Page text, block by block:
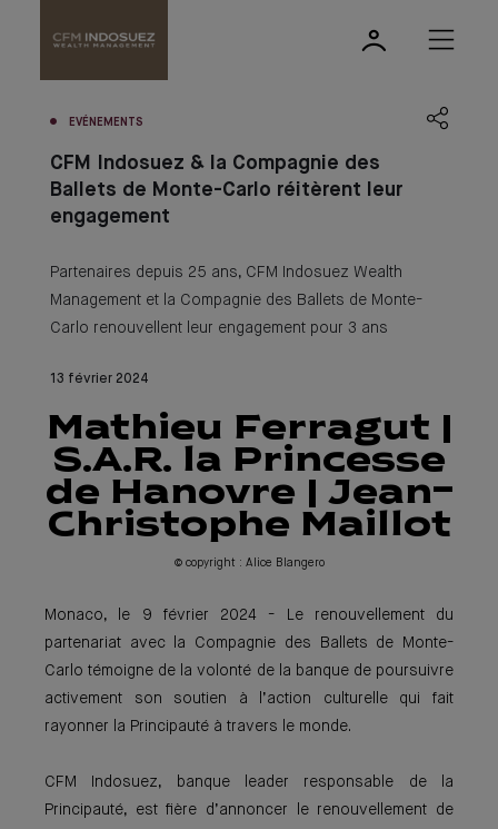
EVÉNEMENTS
CFM Indosuez & la Compagnie des
Ballets de Monte-Carlo réitèrent leur
engagement
Partenaires depuis 25 ans, CFM Indosuez Wealth
Management et la Compagnie des Ballets de Monte-
Carlo renouvellent leur engagement pour 3 ans
13 février 2024
Mathieu Ferragut |
S.A.R. la Princesse
de Hanovre | Jean-
Christophe Maillot
© copyright : Alice Blangero
Monaco, le 9 février 2024 - Le renouvellement du
partenariat avec la Compagnie des Ballets de Monte-
Carlo témoigne de la volonté de la banque de poursuivre
activement son soutien à l’action culturelle qui fait
rayonner la Principauté à travers le monde.
CFM Indosuez, banque leader responsable de la
Principauté, est fière d’annoncer le renouvellement de